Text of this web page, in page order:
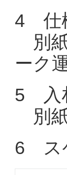
4 仕
別
ーク
5 入
別
6 ス